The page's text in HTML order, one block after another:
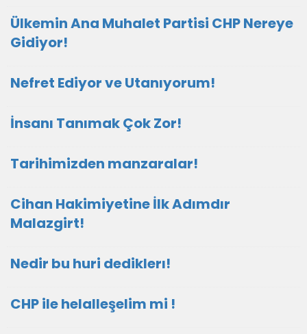
Ülkemin Ana Muhalet Partisi CHP Nereye
Gidiyor!
Nefret Ediyor ve Utanıyorum!
İnsanı Tanımak Çok Zor!
Tarihimizden manzaralar!
Cihan Hakimiyetine İlk Adımdır
Malazgirt!
Nedir bu huri dediklerı!
CHP ile helalleşelim mi !